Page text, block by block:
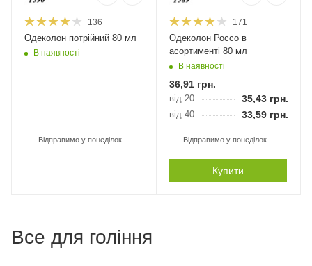
136
Одеколон потрійний 80 мл
В наявності
Відправимо у понеділок
171
Одеколон Россо в
асортименті 80 мл
В наявності
36,91грн.
від 20 35,43грн.
від 40 33,59грн.
Відправимо у понеділок
Купити
Все для гоління